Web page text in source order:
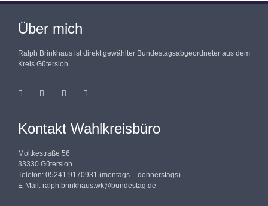
Über mich
Ralph Brinkhaus ist direkt gewählter Bundestagsabgeordneter aus dem
Kreis Gütersloh.
Kontakt Wahlkreisbüro
Moltkestraße 56
33330 Gütersloh
Telefon: 05241 9170931 (montags – donnerstags)
E-Mail: ralph.brinkhaus.wk@bundestag.de